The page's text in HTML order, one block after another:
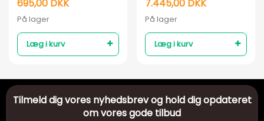
695,00 DKK
På lager
Læg i kurv
7.445,00 DKK
På lager
Læg i kurv
Tilmeld dig vores nyhedsbrev og hold dig opdateret
om vores gode tilbud